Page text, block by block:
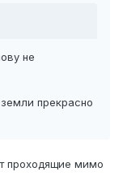
не
прекрасно
проходящие мимо